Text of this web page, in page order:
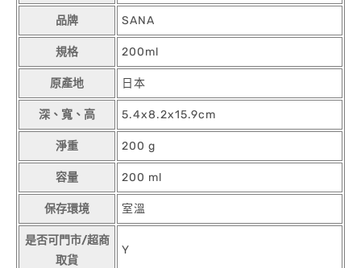
品牌 SANA
規格 200ml
原產地 日本
深、寬、高 5.4x8.2x15.9cm
淨重 200 g
容量 200 ml
保存環境 室溫
是否可門市/超商
取貨
Y